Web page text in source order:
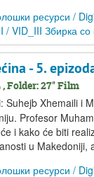
ресурси /
/ VID_III Збирка со
- 5.
Folder: 27'' Film
Xhemaili i
Profesor
i kako će biti
u Makedoniji,
ресурси /